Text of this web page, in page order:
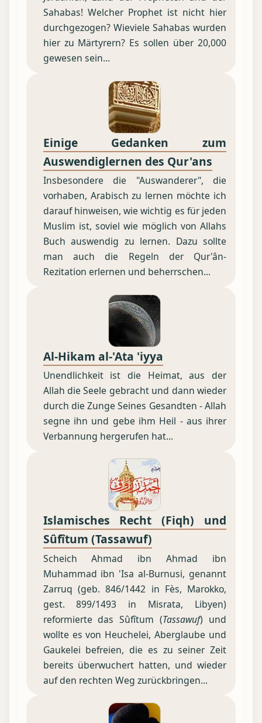
Sahabas! Welcher Prophet ist nicht hier
durchgezogen? Wieviele Sahabas wurden
hier zu Märtyrern? Es sollen über 20,000
gewesen sein...
Einige Gedanken zum
Auswendiglernen des Qur'ans
Insbesondere die "Auswanderer", die
vorhaben, Arabisch zu lernen möchte ich
darauf hinweisen, wie wichtig es für jeden
Muslim ist, soviel wie möglich von Allahs
Buch auswendig zu lernen. Dazu sollte
man auch die Regeln der Qur'ân-
Rezitation erlernen und beherrschen...
Al-Hikam al-'Ata 'iyya
Unendlichkeit ist die Heimat, aus der
Allah die Seele gebracht und dann wieder
durch die Zunge Seines Gesandten - Allah
segne ihn und gebe ihm Heil - aus ihrer
Verbannung hergerufen hat...
Islamisches Recht (Fiqh) und
Sûfîtum (Tassawuf)
Scheich Ahmad ibn Ahmad ibn
Muhammad ibn 'Isa al-Burnusi, genannt
Zarruq (geb. 846/1442 in Fès, Marokko,
gest. 899/1493 in Misrata, Libyen)
reformierte das Sûfîtum (Tassawuf) und
wollte es von Heuchelei, Aberglaube und
Gaukelei befreien, die es zu seiner Zeit
bereits überwuchert hatten, und wieder
auf den rechten Weg zurückbringen...